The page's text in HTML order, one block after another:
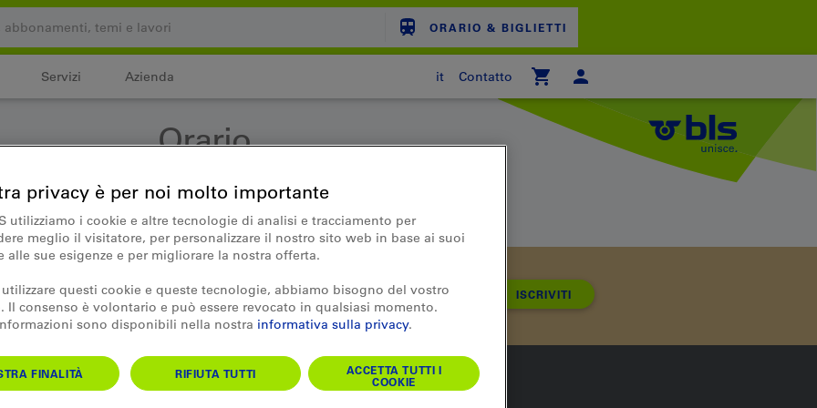
ORARIO & BIGLIETTI
Servizi Azienda it
Contatto
CARRELLO
Login
Orario
ISCRIVITI
privacy è per noi molto importante
utilizziamo i cookie e altre tecnologie di analisi e tracciamento per
meglio il visitatore, per personalizzare il nostro sito web in base ai suoi
alle sue esigenze e per migliorare la nostra offerta.
utilizzare questi cookie e queste tecnologie, abbiamo bisogno del vostro
Il consenso è volontario e può essere revocato in qualsiasi momento.
sono disponibili nella nostra informativa sulla privacy.
FINALITÀ RIFIUTA TUTTI
ACCETTA TUTTI I
COOKIE